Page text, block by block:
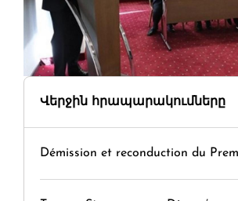
Վերջին հրապարակումները
Démission et reconduction du